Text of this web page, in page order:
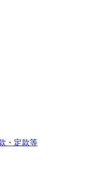
・定款等